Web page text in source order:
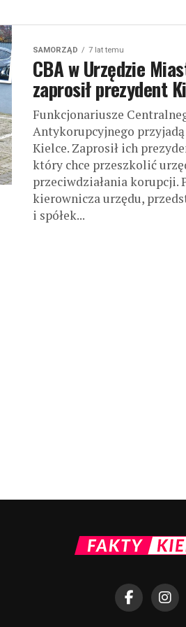
SAMORZĄD 7 lat temu
CBA w Urzędzie
zaprosił prezydent
Funkcjonariusze
Antykorupcyjnego
Kielce. Zaprosił ich
który chce przeszkolić
przeciwdziałania korupcji.
kierownicza urzędu,
i spółek...